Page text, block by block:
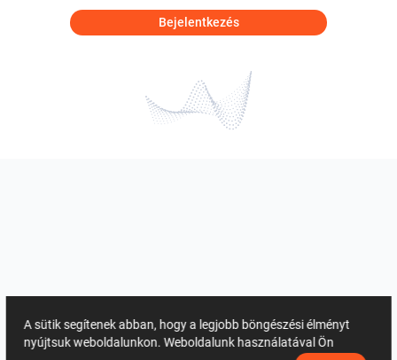
Bejelentkezés
A sütik segítenek abban, hogy a legjobb böngészési élményt
nyújtsuk weboldalunkon. Weboldalunk használatával Ön